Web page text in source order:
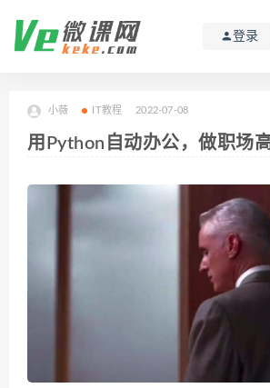
登录
小薇 IT教程 2022-07-08
用Python自动办公，做职场